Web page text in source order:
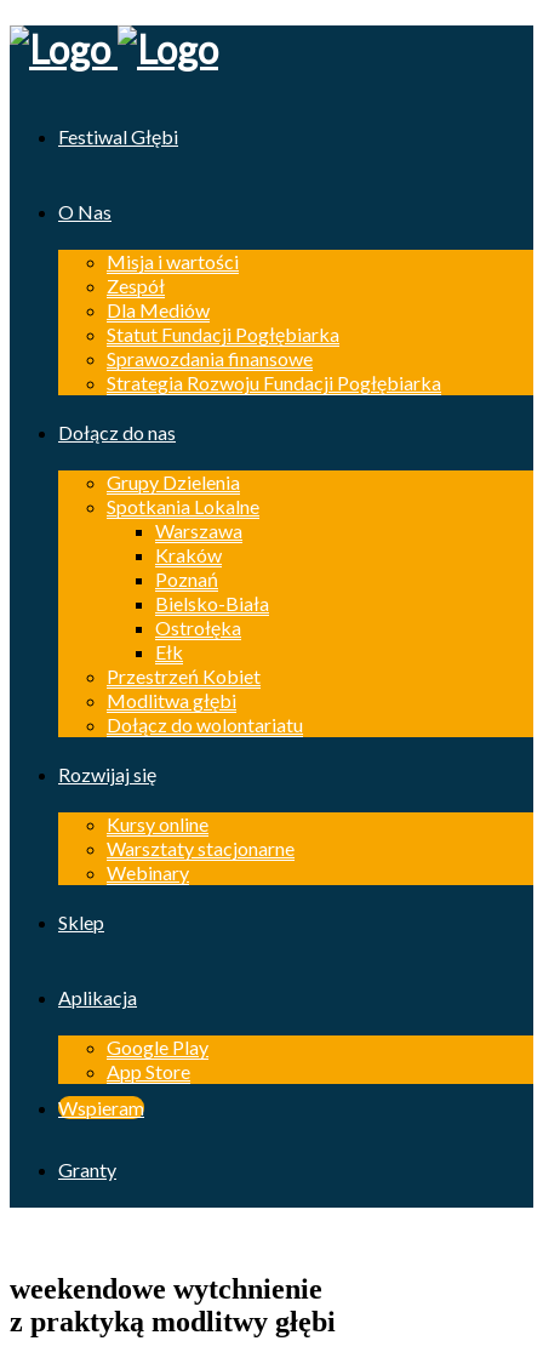
Festiwal Głębi
O Nas
Misja i wartości
Zespół
Dla Mediów
Statut Fundacji Pogłębiarka
Sprawozdania finansowe
Strategia Rozwoju Fundacji Pogłębiarka
Dołącz do nas
Grupy Dzielenia
Spotkania Lokalne
Warszawa
Kraków
Poznań
Bielsko-Biała
Ostrołęka
Ełk
Przestrzeń Kobiet
Modlitwa głębi
Dołącz do wolontariatu
Rozwijaj się
Kursy online
Warsztaty stacjonarne
Webinary
Sklep
Aplikacja
Google Play
App Store
Wspieram
Granty
weekendowe wytchnienie
z praktyką modlitwy głębi